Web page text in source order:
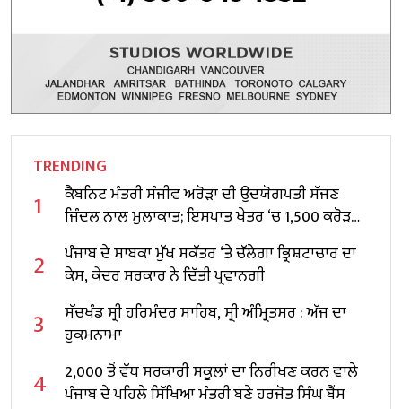
TRENDING
1
ਕੈਬਨਿਟ ਮੰਤਰੀ ਸੰਜੀਵ ਅਰੋੜਾ ਦੀ ਉਦਯੋਗਪਤੀ ਸੱਜਣ
ਜਿੰਦਲ ਨਾਲ ਮੁਲਾਕਾਤ; ਇਸਪਾਤ ਖੇਤਰ ‘ਚ ₹1,500 ਕਰੋੜ
ਨਿਵੇਸ਼ ਦਾ ਐਲਾਨ
2
ਪੰਜਾਬ ਦੇ ਸਾਬਕਾ ਮੁੱਖ ਸਕੱਤਰ ‘ਤੇ ਚੱਲੇਗਾ ਭ੍ਰਿਸ਼ਟਾਚਾਰ ਦਾ
ਕੇਸ, ਕੇਂਦਰ ਸਰਕਾਰ ਨੇ ਦਿੱਤੀ ਪ੍ਰਵਾਨਗੀ
3
ਸੱਚਖੰਡ ਸ੍ਰੀ ਹਰਿਮੰਦਰ ਸਾਹਿਬ, ਸ੍ਰੀ ਅੰਮ੍ਰਿਤਸਰ : ਅੱਜ ਦਾ
ਹੁਕਮਨਾਮਾ
4
2,000 ਤੋਂ ਵੱਧ ਸਰਕਾਰੀ ਸਕੂਲਾਂ ਦਾ ਨਿਰੀਖਣ ਕਰਨ ਵਾਲੇ
ਪੰਜਾਬ ਦੇ ਪਹਿਲੇ ਸਿੱਖਿਆ ਮੰਤਰੀ ਬਣੇ ਹਰਜੋਤ ਸਿੰਘ ਬੈਂਸ